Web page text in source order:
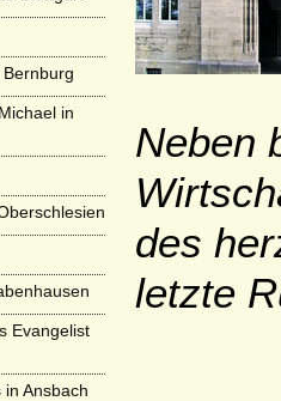
Neben
des
letzte
in
Evangelist
Ansbach